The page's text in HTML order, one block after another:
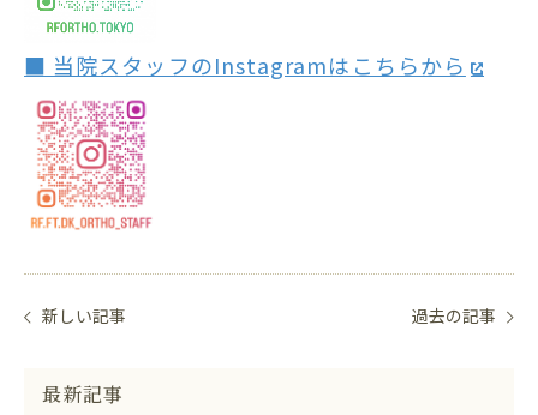
■ 当院スタッフのInstagramはこちらから
新しい記事 過去の記事
最新記事